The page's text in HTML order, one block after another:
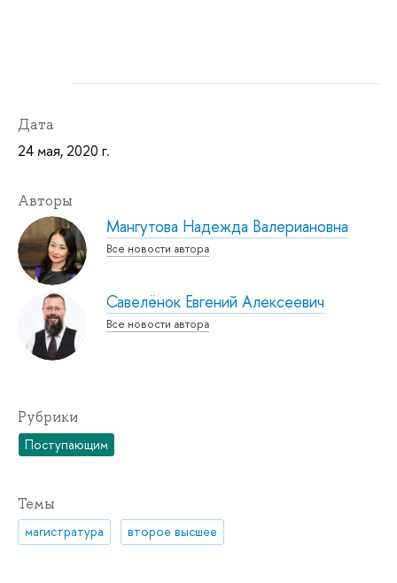
Дата
24 мая, 2020 г.
Авторы
Мангутова Надежда Валериановна
Все новости автора
Савелёнок Евгений Алексеевич
Все новости автора
Рубрики
Поступающим
Темы
магистратура второе высшее